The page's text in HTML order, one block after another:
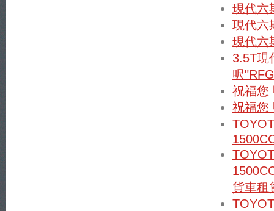
現代六
現代六
現代六
3.5T現
呎
祝福您
祝福您
貨車租